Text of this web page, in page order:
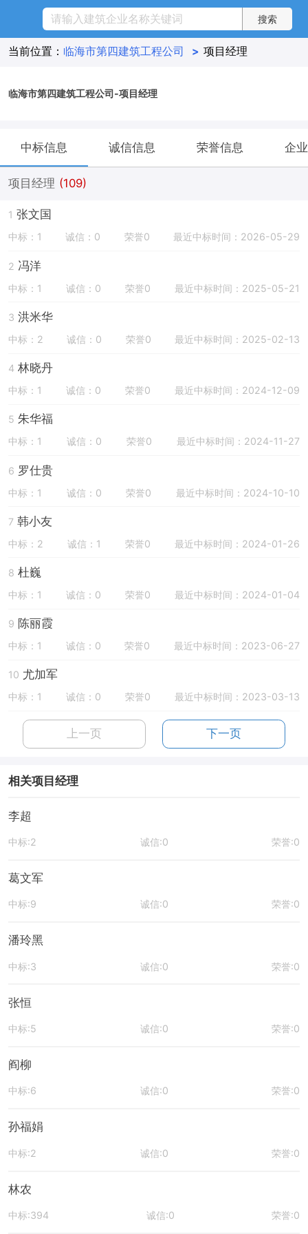
当前位置： 临海市第四建筑工程公司 > 项目经理
临海市第四建筑工程公司-项目经理
中标信息 诚信信息 荣誉信息 企
项目经理 (109)
1 张文国
中标：1 诚信：0 荣誉0 最近中标时间：2026-05-29
2 冯洋
中标：1 诚信：0 荣誉0 最近中标时间：2025-05-21
3 洪米华
中标：2 诚信：0 荣誉0 最近中标时间：2025-02-13
4 林晓丹
中标：1 诚信：0 荣誉0 最近中标时间：2024-12-09
5 朱华福
中标：1 诚信：0 荣誉0 最近中标时间：2024-11-27
6 罗仕贵
中标：1 诚信：0 荣誉0 最近中标时间：2024-10-10
7 韩小友
中标：2 诚信：1 荣誉0 最近中标时间：2024-01-26
8 杜巍
中标：1 诚信：0 荣誉0 最近中标时间：2024-01-04
9 陈丽霞
中标：1 诚信：0 荣誉0 最近中标时间：2023-06-27
10 尤加军
中标：1 诚信：0 荣誉0 最近中标时间：2023-03-13
上一页 下一页
相关项目经理
李超
中标:2 诚信:0 荣誉:0
葛文军
中标:9 诚信:0 荣誉:0
潘玲黑
中标:3 诚信:0 荣誉:0
张恒
中标:5 诚信:0 荣誉:0
阎柳
中标:6 诚信:0 荣誉:0
孙福娟
中标:2 诚信:0 荣誉:0
林农
中标:394 诚信:0 荣誉:0